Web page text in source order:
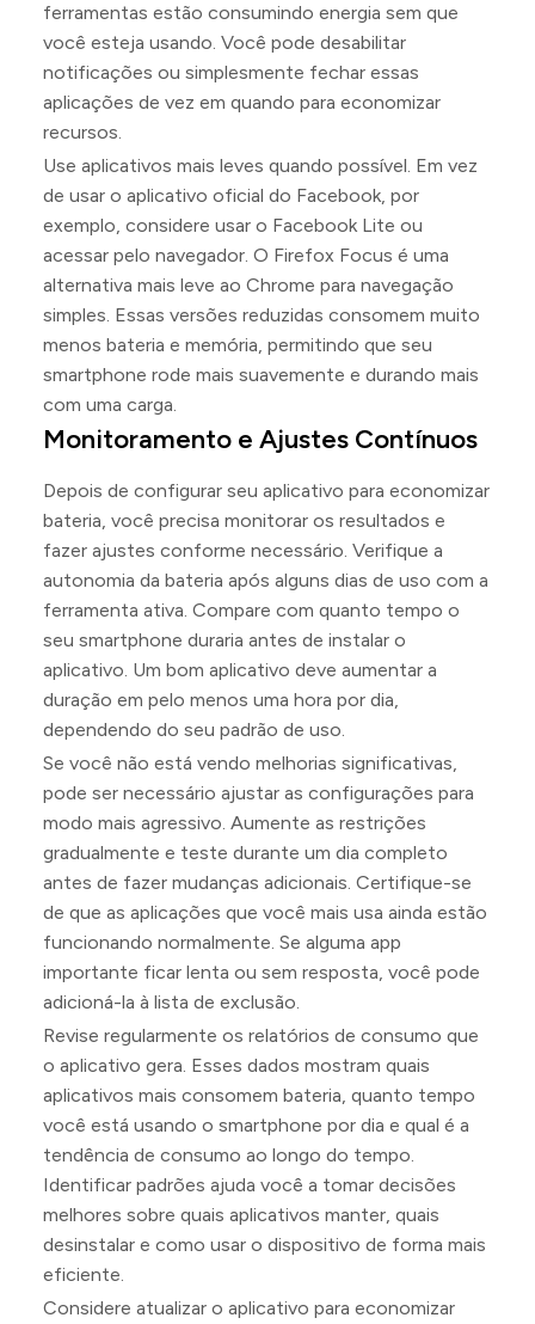
ferramentas estão consumindo energia sem que
você esteja usando. Você pode desabilitar
notificações ou simplesmente fechar essas
aplicações de vez em quando para economizar
recursos.
Use aplicativos mais leves quando possível. Em vez
de usar o aplicativo oficial do Facebook, por
exemplo, considere usar o Facebook Lite ou
acessar pelo navegador. O Firefox Focus é uma
alternativa mais leve ao Chrome para navegação
simples. Essas versões reduzidas consomem muito
menos bateria e memória, permitindo que seu
smartphone rode mais suavemente e durando mais
com uma carga.
Monitoramento e Ajustes Contínuos
Depois de configurar seu aplicativo para economizar
bateria, você precisa monitorar os resultados e
fazer ajustes conforme necessário. Verifique a
autonomia da bateria após alguns dias de uso com a
ferramenta ativa. Compare com quanto tempo o
seu smartphone duraria antes de instalar o
aplicativo. Um bom aplicativo deve aumentar a
duração em pelo menos uma hora por dia,
dependendo do seu padrão de uso.
Se você não está vendo melhorias significativas,
pode ser necessário ajustar as configurações para
modo mais agressivo. Aumente as restrições
gradualmente e teste durante um dia completo
antes de fazer mudanças adicionais. Certifique-se
de que as aplicações que você mais usa ainda estão
funcionando normalmente. Se alguma app
importante ficar lenta ou sem resposta, você pode
adicioná-la à lista de exclusão.
Revise regularmente os relatórios de consumo que
o aplicativo gera. Esses dados mostram quais
aplicativos mais consomem bateria, quanto tempo
você está usando o smartphone por dia e qual é a
tendência de consumo ao longo do tempo.
Identificar padrões ajuda você a tomar decisões
melhores sobre quais aplicativos manter, quais
desinstalar e como usar o dispositivo de forma mais
eficiente.
Considere atualizar o aplicativo para economizar